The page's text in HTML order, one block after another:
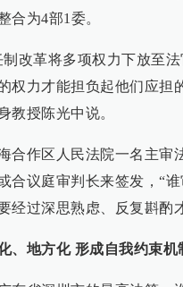
合为4部1委。
制改革将多项权力下放至
权力才能担负起他们应担
教授陈光中说。
合作区人民法院一名主审
合议庭审判长来签发，“
经过深思熟虑、反复斟酌
、地方化 形成自我约束机